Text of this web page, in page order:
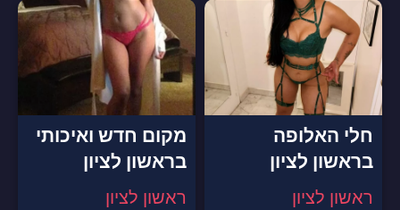
חלי האלופה
בראשון לציון
ראשון לציון
מקום חדש ואיכותי
בראשון לציון
ראשון לציון